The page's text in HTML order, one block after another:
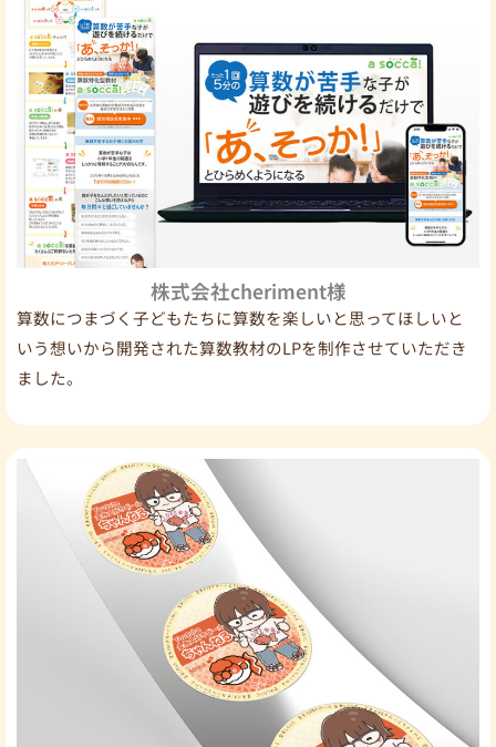
株式会社cheriment様
算数につまづく子どもたちに算数を楽しいと思ってほしいと
いう想いから開発された算数教材のLPを制作させていただき
ました。